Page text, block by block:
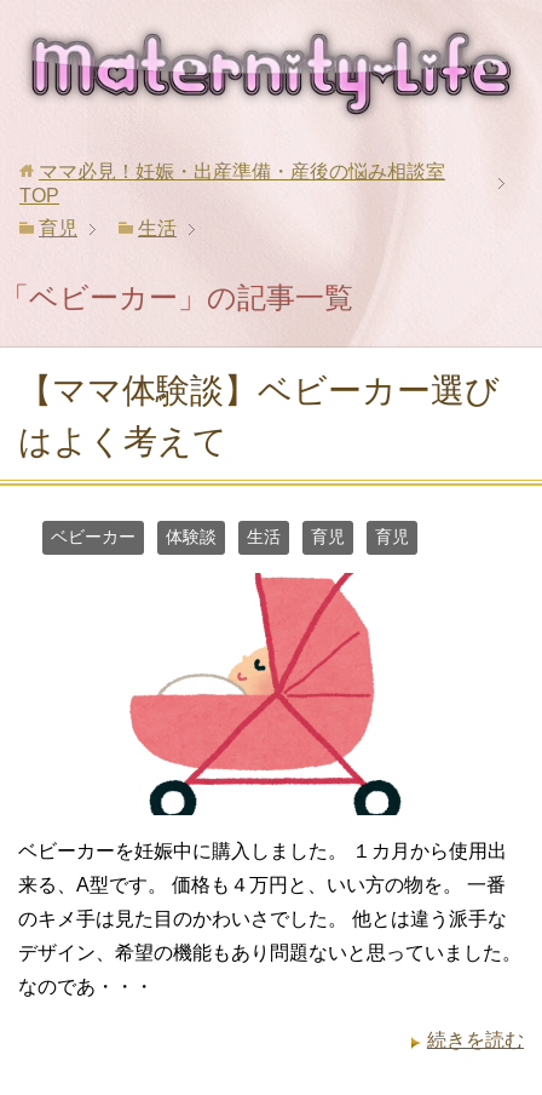
ママ必見！妊娠・出産準備・産後の悩み相談室
TOP
育児
生活
「ベビーカー」の記事一覧
【ママ体験談】ベビーカー選び
はよく考えて
ベビーカー 体験談 生活 育児 育児
ベビーカーを妊娠中に購入しました。 １カ月から使用出
来る、A型です。 価格も４万円と、いい方の物を。 一番
のキメ手は見た目のかわいさでした。 他とは違う派手な
デザイン、希望の機能もあり問題ないと思っていました。
なのであ・・・
続きを読む